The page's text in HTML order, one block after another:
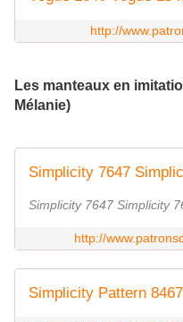
http://
Les manteaux en
Mélanie)
Simplicity 7647 Simplicity
http://